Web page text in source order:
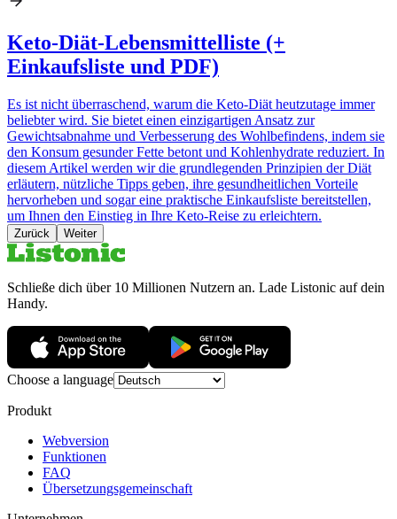
Keto-Diät-Lebensmittelliste (+
Einkaufsliste und PDF)
Es ist nicht überraschend, warum die Keto-Diät heutzutage immer
beliebter wird. Sie bietet einen einzigartigen Ansatz zur
Gewichtsabnahme und Verbesserung des Wohlbefindens, indem sie
den Konsum gesunder Fette betont und Kohlenhydrate reduziert. In
diesem Artikel werden wir die grundlegenden Prinzipien der Diät
erläutern, nützliche Tipps geben, ihre gesundheitlichen Vorteile
hervorheben und sogar eine praktische Einkaufsliste bereitstellen,
um Ihnen den Einstieg in Ihre Keto-Reise zu erleichtern.
Zurück Weiter
Schließe dich über 10 Millionen Nutzern an. Lade Listonic auf dein
Handy.
Choose a language
Produkt
Webversion
Funktionen
FAQ
Übersetzungsgemeinschaft